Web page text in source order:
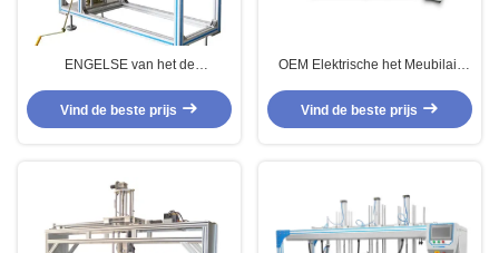
ENGELSE van het de
12983 Handvattrekkracht van BS
de Testmachine van Cookware
Vind de beste prijs
OEM Elektrische het Meubilair
Testen Machine voor Cornell
Matras
Vind de beste prijs